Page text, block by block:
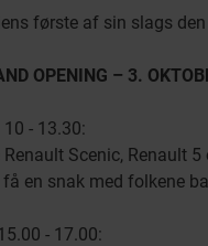
første af sin slags den
OPENING – 3.
10 - 13.30:
Scenic, Renault
en snak med folkene
- 17.00: